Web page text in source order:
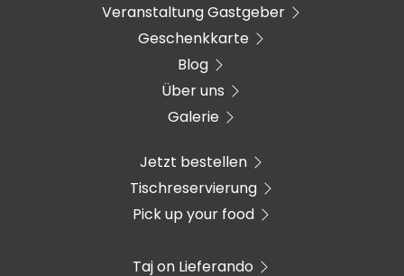
Veranstaltung Gastgeber
Geschenkkarte
Blog
Über uns
Galerie
Jetzt bestellen
Tischreservierung
Pick up your food
Taj on Lieferando